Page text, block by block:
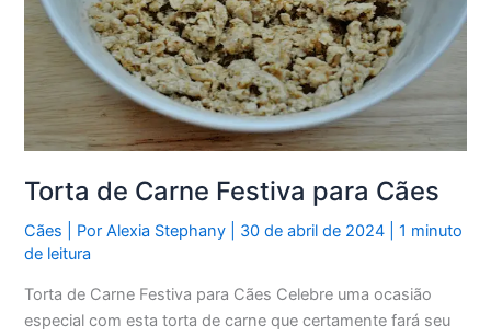
Torta de Carne Festiva para Cães
Cães | PorAlexia Stephany 30 de abril de 2024 |1 minuto
de leitura
Torta de Carne Festiva para Cães Celebre uma ocasião
especial com esta torta de carne que certamente fará seu